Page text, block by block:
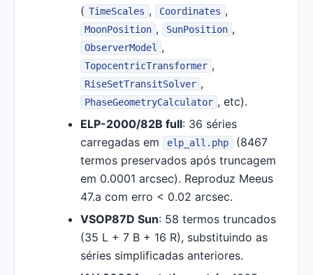
( TimeScales , Coordinates ,
MoonPosition , SunPosition ,
ObserverModel ,
TopocentricTransformer ,
RiseSetTransitSolver ,
PhaseGeometryCalculator , etc).
ELP-2000/82B full: 36 séries
carregadas em
elp_all.php
(8467
termos preservados após truncagem
em 0.0001 arcsec). Reproduz Meeus
47.a com erro < 0.02 arcsec.
VSOP87D Sun: 58 termos truncados
(35 L + 7 B + 16 R), substituindo as
séries simplificadas anteriores.